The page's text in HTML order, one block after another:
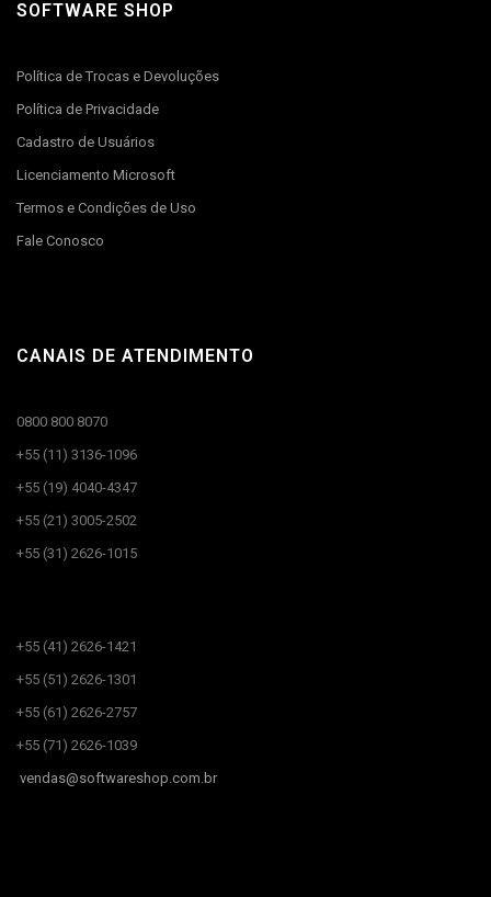
SOFTWARE SHOP
Política de Trocas e Devoluções
Política de Privacidade
Cadastro de Usuários
Licenciamento Microsoft
Termos e Condições de Uso
Fale Conosco
CANAIS DE ATENDIMENTO
0800 800 8070
+55 (11) 3136-1096
+55 (19) 4040-4347
+55 (21) 3005-2502
+55 (31) 2626-1015
+55 (41) 2626-1421
+55 (51) 2626-1301
+55 (61) 2626-2757
+55 (71) 2626-1039
vendas@softwareshop.com.br